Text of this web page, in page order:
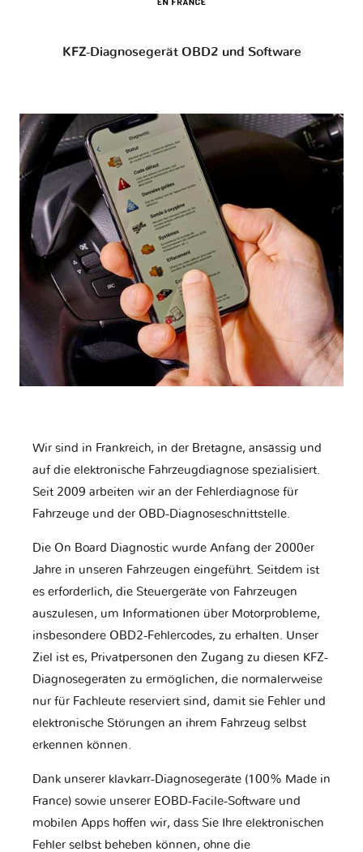
KFZ-Diagnosegerät OBD2 und Software
Wir sind in Frankreich, in der Bretagne, ansässig und
auf die elektronische Fahrzeugdiagnose spezialisiert.
Seit 2009 arbeiten wir an der Fehlerdiagnose für
Fahrzeuge und der OBD-Diagnoseschnittstelle.
Die On Board Diagnostic wurde Anfang der 2000er
Jahre in unseren Fahrzeugen eingeführt. Seitdem ist
es erforderlich, die Steuergeräte von Fahrzeugen
auszulesen, um Informationen über Motorprobleme,
insbesondere OBD2-Fehlercodes, zu erhalten. Unser
Ziel ist es, Privatpersonen den Zugang zu diesen KFZ-
Diagnosegeräten zu ermöglichen, die normalerweise
nur für Fachleute reserviert sind, damit sie Fehler und
elektronische Störungen an ihrem Fahrzeug selbst
erkennen können.
Dank unserer klavkarr-Diagnosegeräte (100% Made in
France) sowie unserer EOBD-Facile-Software und
mobilen Apps hoffen wir, dass Sie Ihre elektronischen
Fehler selbst beheben können, ohne die